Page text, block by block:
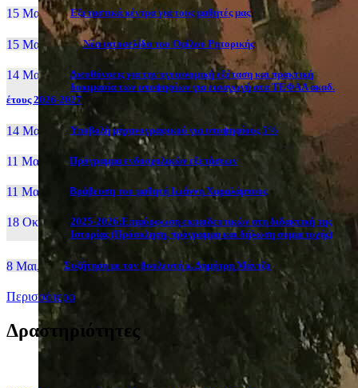
15 Μαι, 26 Εξεταστικά κέντρα για τους μαθητές μας
15 Μαι, 2026 Νέα ιστοσελίδα του Ομίλου Ρητορικής
14 Μαι, 26
Διευθύνσεις για την υγειονομική εξέταση και πρακτική
δοκιμασία των υποψηφίων για εισαγωγή στα ΤΕΦΑΑ ακαδ.
έτους 2026-2027
14 Μαι, 26 Yποβολή μηχανογραφικού για υποψηφίους 5%
11 Μαι, 26 Πρόγραμμα ενδοσχολικών εξετάσεων
11 Μαι, 26 Βράβευση του μαθητή Ιωάννη Χαραλάμπους
18 Οκτ, 25
2025-2026:Επιμόρφωση εκπαιδευτικών στη διδακτική της
Ιστορίας (Πρόσκληση, πρόγραμμα και δήλωση συμμετοχής)
8 Μαι, 26 Συζήτηση με τον βουλευτή κ. Δημήτρη Μάντζο
Περισσότερα
Δραστηριότητες